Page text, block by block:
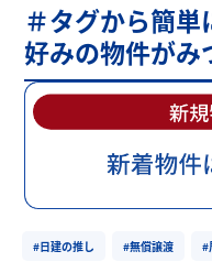
＃タグから簡単
好みの物件がみ
#日建の推し #無償譲渡 #